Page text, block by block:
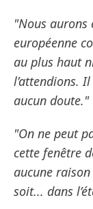
"Nous aurons
européenne
au plus haut
l’attendions.
aucun doute."
"On ne peut
cette fenêtre
aucune
soit... dans